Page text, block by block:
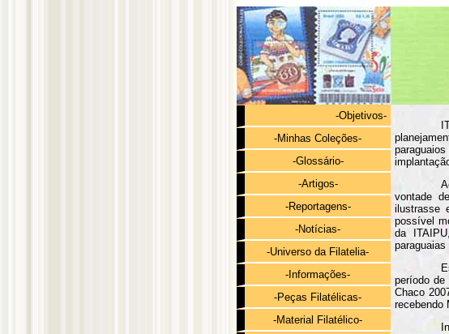
-Objetivos-
-Minhas Coleções-
-Glossário-
-Artigos-
-Reportagens-
-Notícias-
-Universo da Filatelia-
-Informações-
-Peças Filatélicas-
-Material Filatélico-
vontade
ilustrasse
possível
da
período de
Chaco
recebendo